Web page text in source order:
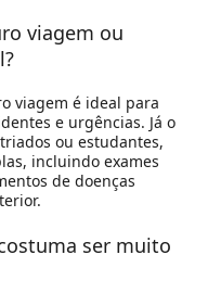
viagem ou
viagem é ideal para
e urgências. Já o
ou estudantes,
incluindo exames
de doenças
ser muito